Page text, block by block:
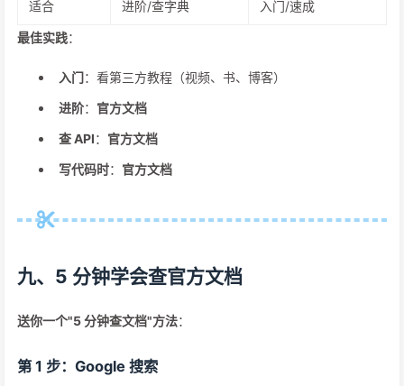
适合 进阶/查字典 入门/速成
最佳实践：
入门：看第三方教程（视频、书、博客）
进阶： 官方文档
查 API： 官方文档
写代码时： 官方文档
九、5 分钟学会查官方文档
送你一个"5 分钟查文档"方法：
第 1 步：Google 搜索